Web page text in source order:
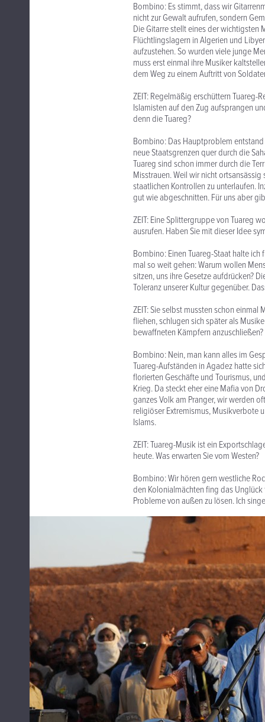
Bombino: Es stimmt, dass wir
nicht zur Gewalt aufrufen, sondern
Die Gitarre stellt eines der wichtigsten
Flüchtlingslagern in Algerien und
aufzustehen. So wurden viele junge
muss erst einmal ihre Musiker
dem Weg zu einem Auftritt von
ZEIT: Regelmäßig erschüttern
Islamisten auf den Zug aufsprangen
denn die Tuareg?
Bombino: Das Hauptproblem
neue Staatsgrenzen quer durch die
Tuareg sind schon immer durch die
Misstrauen. Weil wir nicht
staatlichen Kontrollen zu unterlaufen.
gut wie abgeschnitten. Für uns aber
ZEIT: Eine Splittergruppe von Tuareg
ausrufen. Haben Sie mit dieser Idee
Bombino: Einen Tuareg-Staat halte
mal so weit gehen: Warum wollen
sitzen, uns ihre Gesetze aufdrücken?
Toleranz unserer Kultur gegenüber.
ZEIT: Sie selbst mussten schon
fliehen, schlugen sich später als
bewaffneten Kämpfern anzuschließen?
Bombino: Nein, man kann alles im
Tuareg-Aufständen in Agadez hatte
florierten Geschäfte und Tourismus,
Krieg. Da steckt eher eine Mafia von
ganzes Volk am Pranger, wir werden
religiöser Extremismus, Musikverbote
Islams.
ZEIT: Tuareg-Musik ist ein
heute. Was erwarten Sie vom Westen?
Bombino: Wir hören gern westliche
den Kolonialmächten fing das Unglück
Probleme von außen zu lösen. Ich